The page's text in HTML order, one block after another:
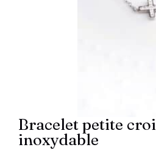
Bracelet petite
inoxydable